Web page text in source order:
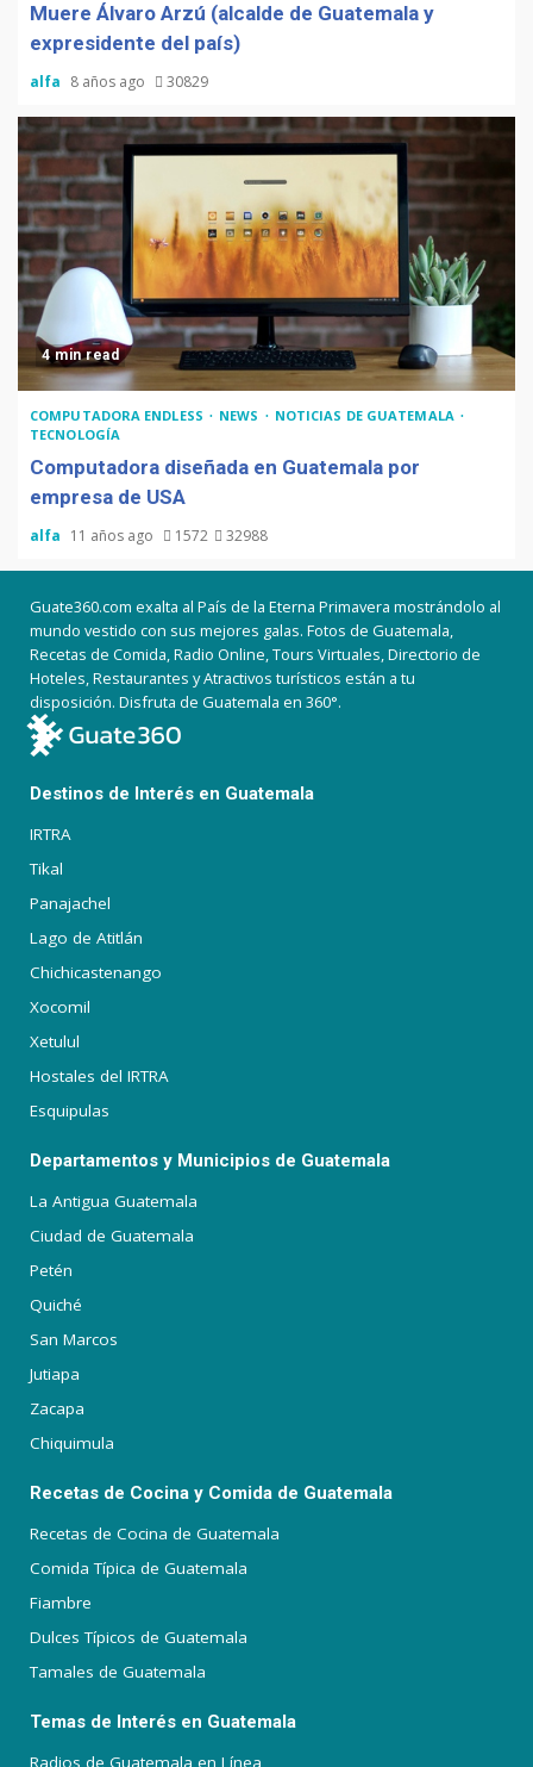
Muere Álvaro Arzú (alcalde de Guatemala y
expresidente del país)
alfa 8 años ago 30829
4 min read
COMPUTADORA ENDLESS NEWS
NOTICIAS DE GUATEMALA
TECNOLOGÍA
Computadora diseñada en Guatemala por
empresa de USA
alfa 11 años ago 1572 32988
Guate360.com exalta al País de la Eterna Primavera mostrándolo al
mundo vestido con sus mejores galas. Fotos de Guatemala,
Recetas de Comida, Radio Online, Tours Virtuales, Directorio de
Hoteles, Restaurantes y Atractivos turísticos están a tu
disposición. Disfruta de Guatemala en 360°.
Destinos de Interés en Guatemala
IRTRA
Tikal
Panajachel
Lago de Atitlán
Chichicastenango
Xocomil
Xetulul
Hostales del IRTRA
Esquipulas
Departamentos y Municipios de Guatemala
La Antigua Guatemala
Ciudad de Guatemala
Petén
Quiché
San Marcos
Jutiapa
Zacapa
Chiquimula
Recetas de Cocina y Comida de Guatemala
Recetas de Cocina de Guatemala
Comida Típica de Guatemala
Fiambre
Dulces Típicos de Guatemala
Tamales de Guatemala
Temas de Interés en Guatemala
Radios de Guatemala en Línea